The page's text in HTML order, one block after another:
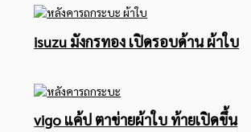
isuzu มังกรทอง เปิดรอบด้าน ผ้าใบ
vigo แค้ป ตาข่ายผ้าใบ ท้ายเปิดขึ้น